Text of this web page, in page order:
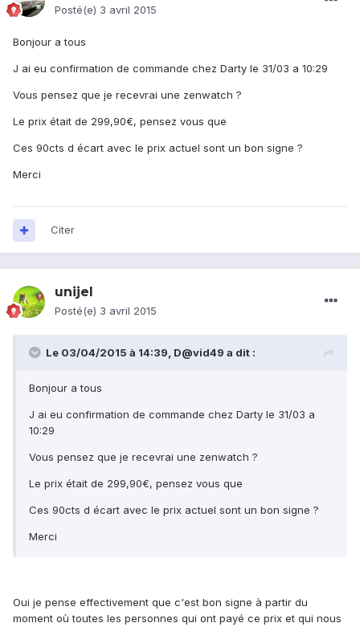
Posté(e) 3 avril 2015
Bonjour a tous
J ai eu confirmation de commande chez Darty le 31/03 a 10:29
Vous pensez que je recevrai une zenwatch ?
Le prix était de 299,90€, pensez vous que
Ces 90cts d écart avec le prix actuel sont un bon signe ?
Merci
Citer
unijel
Posté(e) 3 avril 2015
Le 03/04/2015 à 14:39, D@vid49 a dit :
Bonjour a tous
J ai eu confirmation de commande chez Darty le 31/03 a
10:29
Vous pensez que je recevrai une zenwatch ?
Le prix était de 299,90€, pensez vous que
Ces 90cts d écart avec le prix actuel sont un bon signe ?
Merci
Oui je pense effectivement que c'est bon signe à partir du
moment où toutes les personnes qui ont payé ce prix et qui nous